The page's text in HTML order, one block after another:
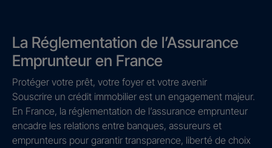
La Réglementation de l’Assurance
Emprunteur en France
Protéger votre prêt, votre foyer et votre avenir
Souscrire un crédit immobilier est un engagement majeur.
En France, la réglementation de l’assurance emprunteur
encadre les relations entre banques, assureurs et
emprunteurs pour garantir transparence, liberté de choix